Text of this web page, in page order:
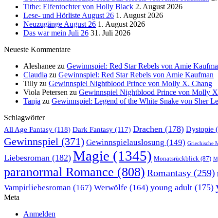
Tithe: Elfentochter von Holly Black 2. August 2026
Lese- und Hörliste August 26 1. August 2026
Neuzugänge August 26 1. August 2026
Das war mein Juli 26 31. Juli 2026
Neueste Kommentare
Aleshanee zu Gewinnspiel: Red Star Rebels von Amie
Claudia zu Gewinnspiel: Red Star Rebels von Amie Kaufman
Tilly zu Gewinnspiel Nightblood Prince von Molly X. Chang
Viola Petersen zu Gewinnspiel Nightblood Prince von Molly
Tanja zu Gewinnspiel: Legend of the White Snake von Sher
Schlagwörter
All Age Fantasy (118) Dark Fantasy (117) Drachen (178) Dystopie
Gewinnspiel (371) Gewinnspielauslosung (149) Griechische
Liebesroman (182) Magie (1345) Monatsrückblick (87)
paranormal Romance (808) Romantasy (259)
Vampirliebesroman (167) Werwölfe (164) young adult (175)
Meta
Anmelden